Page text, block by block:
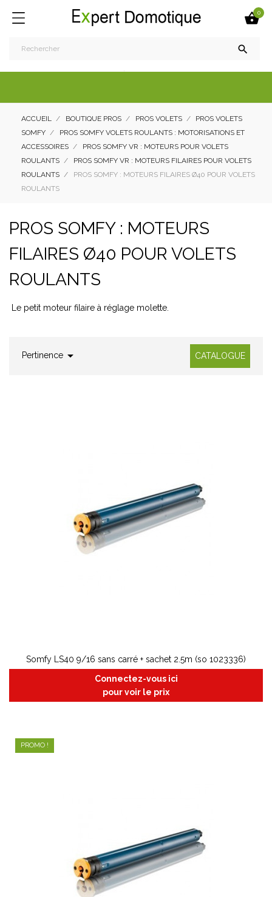
0

ACCUEIL BOUTIQUE PROS PROS VOLETS
PROS VOLETS
SOMFY
PROS SOMFY VOLETS ROULANTS : MOTORISATIONS ET
ACCESSOIRES
PROS SOMFY VR : MOTEURS POUR VOLETS
ROULANTS
PROS SOMFY VR : MOTEURS FILAIRES POUR VOLETS
ROULANTS
PROS SOMFY : MOTEURS FILAIRES Ø40 POUR VOLETS
ROULANTS
PROS SOMFY : MOTEURS
FILAIRES Ø40 POUR VOLETS
ROULANTS
Le petit moteur filaire à réglage molette.
Pertinence  CATALOGUE
Somfy LS40 9/16 sans carré + sachet 2.5m (so 1023336)
Connectez-vous ici
pour voir le prix
PROMO !